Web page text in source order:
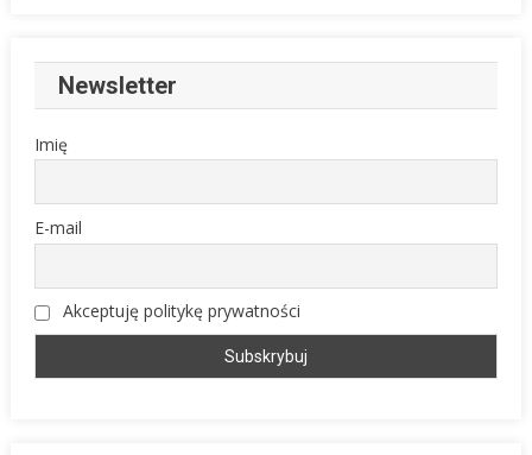
Newsletter
Imię
E-mail
Akceptuję politykę prywatności